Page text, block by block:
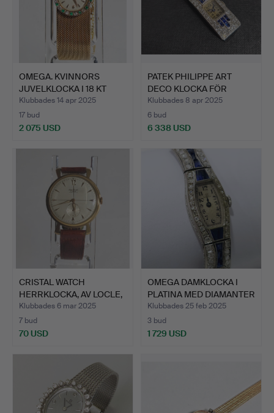
OMEGA. KVINNORS
JUVELKLOCKA I 18 KT
GULD.
Klubbades 14 apr 2025
17 bud
2 075 USD
PATEK PHILIPPE ART
DECO KLOCKA FÖR
KVINNOR…
Klubbades 8 apr 2025
6 bud
6 338 USD
CRISTAL WATCH
HERRKLOCKA, AV LOCLE,
SCHWEI…
Klubbades 6 mar 2025
7 bud
70 USD
OMEGA DAMKLOCKA I
PLATINA MED DIAMANTER
OC…
Klubbades 25 feb 2025
3 bud
1 729 USD